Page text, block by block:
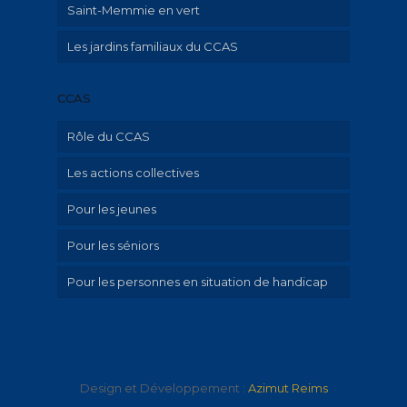
Saint-Memmie en vert
Les jardins familiaux du CCAS
CCAS
Rôle du CCAS
Qu’est-ce que le CCAS?
Aide aux familles avec enfant mineur
Hébergement d’urgence et aide au
Les actions collectives
Pour les jeunes
Ville amie des enfants
Pour les séniors
Portage de repas à domicile
Pour les personnes en situation de handicap
Design et Développement : Azimut Reims